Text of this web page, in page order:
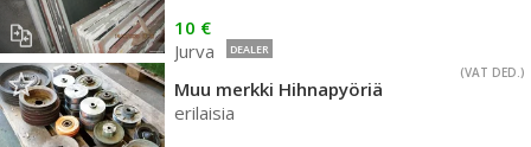
10 €
Jurva
DEALER
(VAT DED.)
Muu merkki Hihnapyöriä
erilaisia